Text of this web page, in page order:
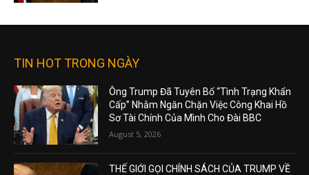
TIN HOT TRONG NGÀY
Ông Trump Đã Tuyên Bố “Tình Trạng Khẩn
Cấp” Nhằm Ngăn Chặn Việc Công Khai Hồ
Sơ Tài Chính Của Mình Cho Đài BBC
August 5, 2026
THẾ GIỚI GỌI CHÍNH SÁCH CỦA TRUMP VỀ